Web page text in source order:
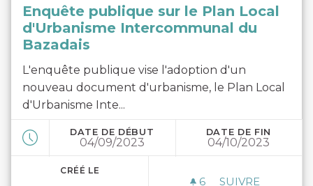
Enquête publique sur le Plan Local
d'Urbanisme Intercommunal du
Bazadais
L'enquête publique vise l'adoption d'un
nouveau document d'urbanisme, le Plan Local
d'Urbanisme Inte...
DATE DE DÉBUT
04/09/2023
DATE DE FIN
04/10/2023
CRÉÉ LE
6 6 ABONNÉS
SUIVRE